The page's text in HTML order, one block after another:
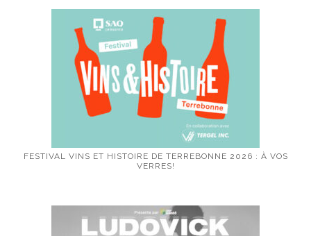
FESTIVAL VINS ET HISTOIRE DE TERREBONNE 2026 : À VOS
VERRES!